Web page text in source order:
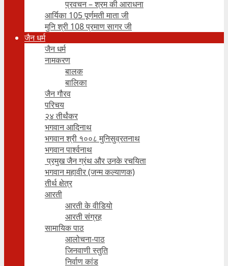
प्रवचन – श्रम की आराधना
आर्यिका 105 पूर्णमती माता जी
मुनि श्री 108 प्रमाण सागर जी
जैन धर्म
जैन धर्म
नामकरण
बालक
बालिका
जैन गौरव
परिचय
२४ तीर्थंकर
भगवान आदिनाथ
भगवान श्री १००८ मुनिसुव्रतनाथ
भगवान पार्श्वनाथ
प्रमुख जैन ग्रंथ और उनके रचयिता
भगवान महावीर (जन्म कल्याणक)
तीर्थ क्षेत्र
आरती
आरती के वीडियो
आरती संग्रह
सामायिक पाठ
आलोचना-पाठ
जिनवाणी स्तुति
निर्वाण कांड